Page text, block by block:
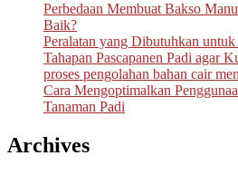
Perbedaan Membuat Bakso
Baik?
Peralatan yang Dibutuhkan
Tahapan Pascapanen Padi agar
proses pengolahan bahan cair
Cara Mengoptimalkan
Tanaman Padi
Archives